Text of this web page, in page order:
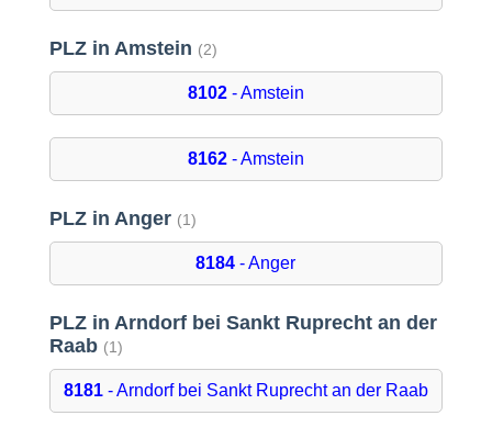
PLZ in Amstein (2)
8102- Amstein
8162- Amstein
PLZ in Anger (1)
8184 - Anger
PLZ in Arndorf bei Sankt Ruprecht an der
Raab (1)
8181- Arndorf bei Sankt Ruprecht an der Raab